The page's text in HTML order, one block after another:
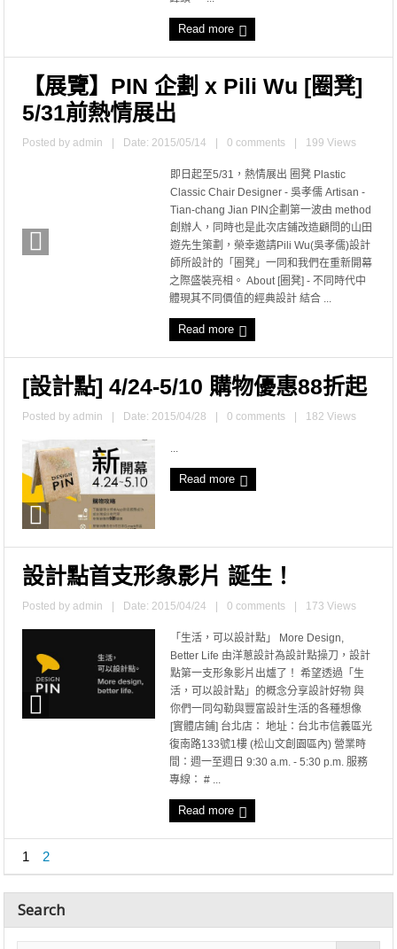
Read more
【展覽】PIN 企劃 x Pili Wu [圈凳]
5/31前熱情展出
Posted byadmin Date: 2015/05/14 0 comments 199 Views
即日起至5/31，熱情展出 圈凳 Plastic
Classic Chair Designer - 吳孝儒 Artisan -
Tian-chang Jian PIN企劃第一波由 method
創辦人，同時也是此次店鋪改造顧問的山田
遊先生策劃，榮幸邀請Pili Wu(吳孝儒)設計
師所設計的「圈凳」一同和我們在重新開幕
之際盛裝亮相。 About [圈凳] - 不同時代中
體現其不同價值的經典設計 結合 ...
Read more
[設計點] 4/24-5/10 購物優惠88折起
Posted byadmin Date: 2015/04/28 0 comments 182 Views
...
Read more
設計點首支形象影片 誕生！
Posted byadmin Date: 2015/04/24 0 comments 173 Views
「生活，可以設計點」 More Design,
Better Life 由洋蔥設計為設計點操刀，設計
點第一支形象影片出爐了！ 希望透過「生
活，可以設計點」的概念分享設計好物 與
你們一同勾勒與豐富設計生活的各種想像
[實體店鋪] 台北店： 地址：台北市信義區光
復南路133號1樓 (松山文創園區內) 營業時
間：週一至週日 9:30 a.m. - 5:30 p.m. 服務
專線： # ...
Read more
1 2
Search